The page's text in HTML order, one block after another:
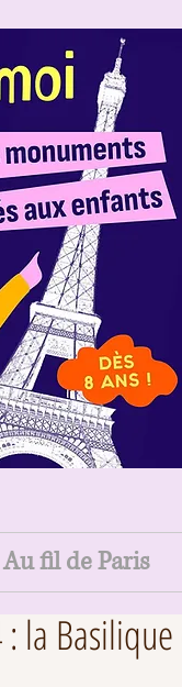
Au fil de Paris
la